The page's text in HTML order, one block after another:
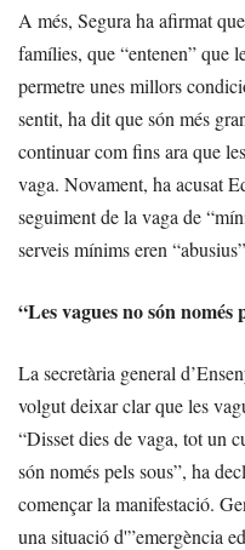
A més, Segura ha afirmat
famílies, que “entenen” que
permetre unes millors
sentit, ha dit que són més
continuar com fins ara que
vaga. Novament, ha acusat
seguiment de la vaga de
serveis mínims eren
“Les vagues no són només
La secretària general
volgut deixar clar que les
“Disset dies de vaga, tot un
són només pels sous”, ha
començar la manifestació.
una situació d'”emergència